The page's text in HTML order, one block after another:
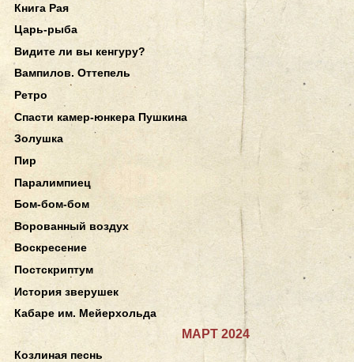
Книга Рая
Царь-рыба
Видите ли вы кенгуру?
Вампилов. Оттепель
Ретро
Спасти камер-юнкера Пушкина
Золушка
Пир
Паралимпиец
Бом-бом-бом
Ворованный воздух
Воскресение
Постскриптум
История зверушек
Кабаре им. Мейерхольда
МАРТ 2024
Козлиная песнь